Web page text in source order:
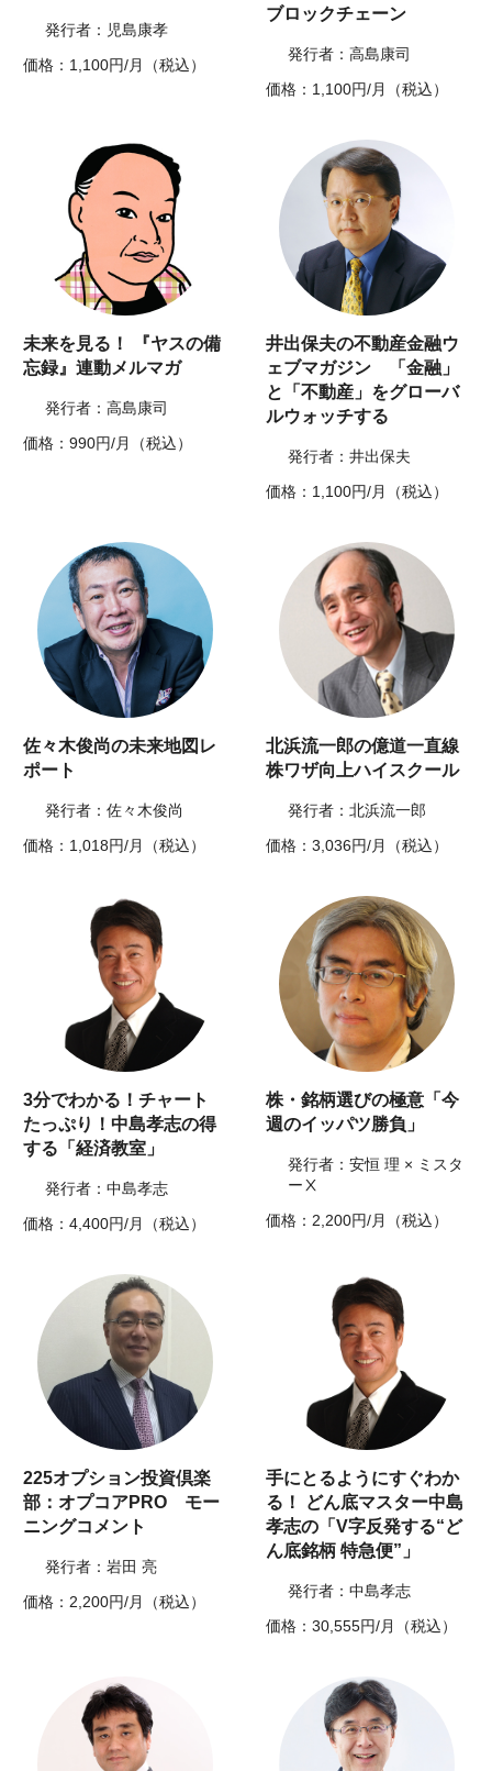
発行者：児島康孝
価格：1,100円/月（税込）
ブロックチェーン
発行者：高島康司
価格：1,100円/月（税込）
未来を見る！ 『ヤスの備
忘録』連動メルマガ
発行者：高島康司
価格：990円/月（税込）
井出保夫の不動産金融ウ
ェブマガジン 「金融」
と「不動産」をグローバ
ルウォッチする
発行者：井出保夫
価格：1,100円/月（税込）
佐々木俊尚の未来地図レ
ポート
発行者：佐々木俊尚
価格：1,018円/月（税込）
北浜流一郎の億道一直線
株ワザ向上ハイスクール
発行者：北浜流一郎
価格：3,036円/月（税込）
3分でわかる！チャート
たっぷり！中島孝志の得
する「経済教室」
発行者：中島孝志
価格：4,400円/月（税込）
株・銘柄選びの極意「今
週のイッパツ勝負」
発行者：安恒 理 × ミスタ
ーⅩ
価格：2,200円/月（税込）
225オプション投資倶楽
部：オプコアPRO モー
ニングコメント
発行者：岩田 亮
価格：2,200円/月（税込）
手にとるようにすぐわか
る！ どん底マスター中島
孝志の「V字反発する“ど
ん底銘柄 特急便”」
発行者：中島孝志
価格：30,555円/月（税込）